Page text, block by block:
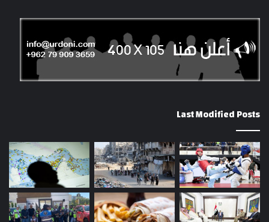
Last Modified Posts